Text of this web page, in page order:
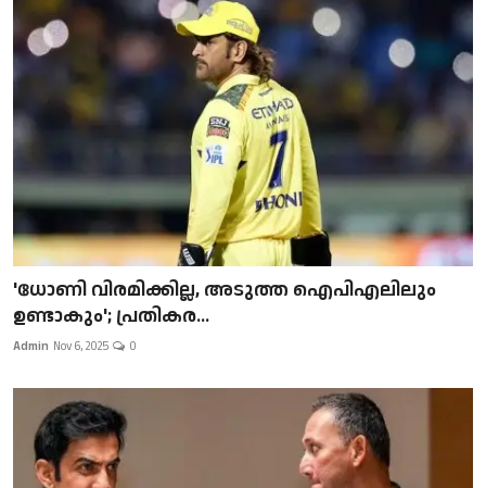
'ധോണി വിരമിക്കില്ല, അടുത്ത ഐപിഎലിലും
ഉണ്ടാകും'; പ്രതികര...
Admin Nov 6, 2025 0